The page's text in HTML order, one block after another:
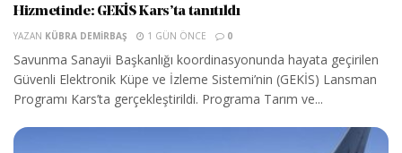
Hizmetinde: GEKİS Kars’ta tanıtıldı
YAZAN KÜBRA DEMIRBAŞ 1 GÜN ÖNCE 0
Savunma Sanayii Başkanlığı koordinasyonunda hayata geçirilen
Güvenli Elektronik Küpe ve İzleme Sistemi’nin (GEKİS) Lansman
Programı Kars’ta gerçekleştirildi. Programa Tarım ve...